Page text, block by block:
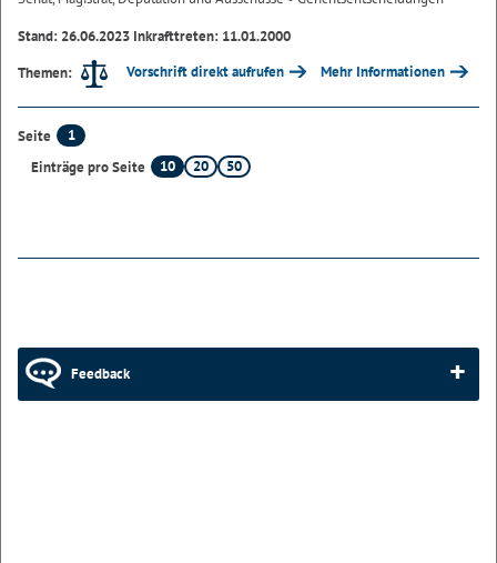
Stand: 26.06.2023 Inkrafttreten: 11.01.2000
Themen:
Vorschrift direkt aufrufen Mehr Informationen
Seite
1
Einträge pro Seite
10 20 50
Feedback